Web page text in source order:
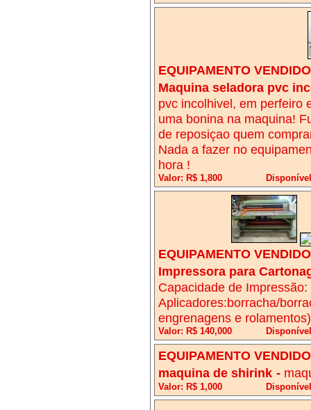
EQUIPAMENTO
Maquina seladora pvc
pvc incolhivel, em perfeiro
uma bonina na maquina!
de reposiçao quem
Nada a fazer no
hora !
Valor: R$ 1,800
EQUIPAMENTO
Impressora para
Capacidade de
Aplicadores:borracha/
engrenagens e
Valor: R$ 140,000
EQUIPAMENTO
maquina de shirink -
Valor: R$ 1,000